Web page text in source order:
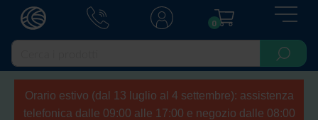
0
Orario estivo (dal 13 luglio al 4 settembre): assistenza
telefonica dalle 09:00 alle 17:00 e negozio dalle 08:00